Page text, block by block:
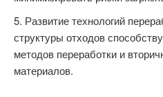
Развитие технологий
структуры отходов
методов переработки и
материалов.